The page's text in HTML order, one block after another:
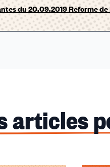
du 20.09.2019 Reforme
articles